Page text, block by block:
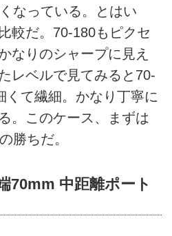
なっている。とはい
較だ。70-180もピクセ
なりのシャープに見え
レベルで見てみると70-
くて繊細。かなり丁寧に
。このケース、まずは
勝ちだ。
70mm 中距離ポート